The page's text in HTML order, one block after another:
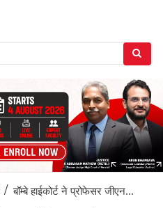
/ बॉम्बे हाईकोर्ट ने प्रोफेसर जीएन...